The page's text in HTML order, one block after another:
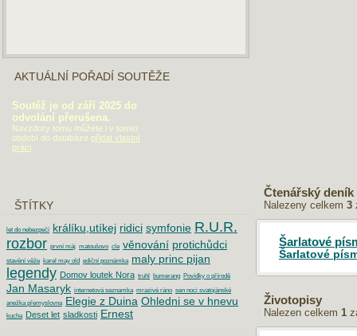
Čtenářský deník
Nalezeny celkem 3
Šarlatové
Šarlatové
Životopisy
Nalezen celkem 1
AKTUÁLNÍ POŘADÍ SOUTĚŽE
Soutěž je od září 2025 do
odvolání přerušena.
Navzdory tomu můžete i v tomto
období do databáze přidat vlastní
práci
ŠTÍTKY
let do nebezpečí králíku,utíkej ridici symfonie R.U.R.
rozbor první máj matoušovo cle věnování protichůdci
stavění věže karel may old ediční poznámka maly princ pijan
legendy Domov loutek Nora truhl bumerang Povídky o přírodě
Jan Masaryk internetová seznamka mrazivé ráno sen noci svatojánské
anežka přemyslovna Elegie z Duina Ohledni se v hnevu
kucha Deset let sladkosti Ernest